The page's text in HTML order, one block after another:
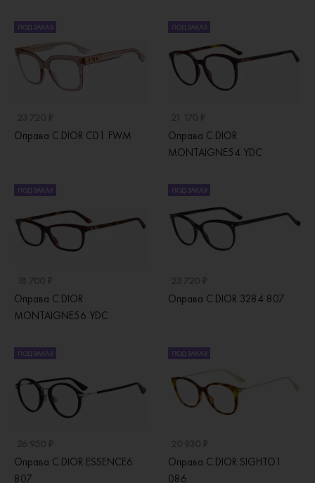
ПОД ЗАКАЗ
Оправа C.DIOR CD1 FWM
ПОД ЗАКАЗ
Оправа C.DIOR
MONTAIGNE54 YDC
ПОД ЗАКАЗ
Оправа C.DIOR
MONTAIGNE56 YDC
ПОД ЗАКАЗ
Оправа C.DIOR 3284 807
ПОД ЗАКАЗ
Оправа C.DIOR ESSENCE6
807
ПОД ЗАКАЗ
Оправа C.DIOR SIGHTO1
086